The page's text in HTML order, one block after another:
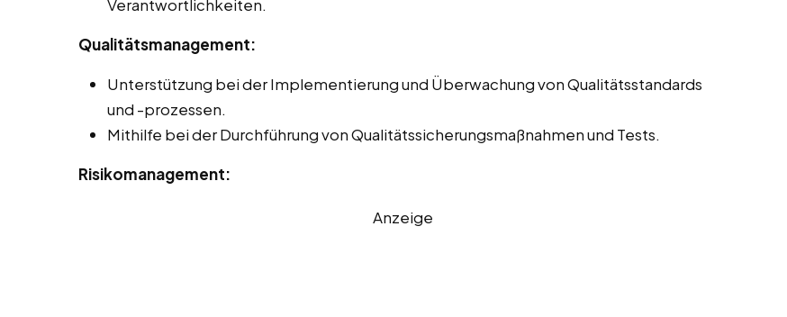
Verantwortlichkeiten.
Qualitätsmanagement:
Unterstützung bei der Implementierung und Überwachung von Qualitätsstandards
und -prozessen.
Mithilfe bei der Durchführung von Qualitätssicherungsmaßnahmen und Tests.
Risikomanagement:
Anzeige